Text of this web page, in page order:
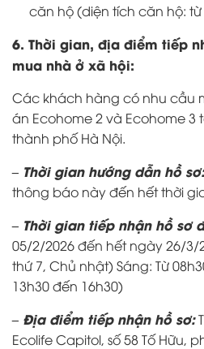
căn hộ (diện tích căn hộ: từ
6. Thời gian, địa điểm tiếp
mua nhà ở xã hội:
Các khách hàng có nhu cầu
án Ecohome 2 và Ecohome
thành phố Hà Nội.
– Thời gian hướng dẫn hồ sơ:
thông báo này đến hết thời
– Thời gian tiếp nhận hồ sơ
05/2/2026 đến hết ngày 26/3/
thứ 7, Chủ nhật) Sáng: Từ
13h30 đến 16h30)
– Địa điểm tiếp nhận hồ sơ:
Ecolife Capitol, số 58 Tố Hữu,